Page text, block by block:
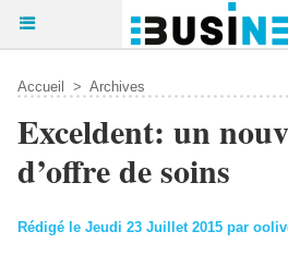
Accueil > Archives
Exceldent: un
d’offre de soins
Rédigé le Jeudi 23 Juillet 2015 par